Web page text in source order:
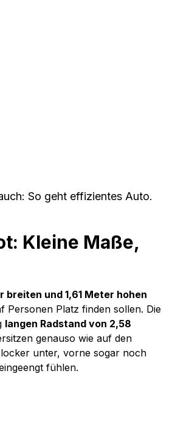
So geht effizientes Auto.
Kleine Maße,
breiten und 1,61 Meter hohen
Personen Platz finden sollen. Die
langen Radstand von 2,58
genauso wie auf den
unter, vorne sogar noch
fühlen.